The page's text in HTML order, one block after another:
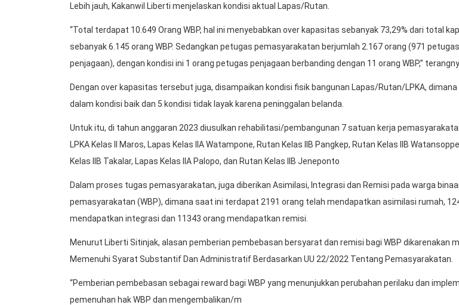
Lebih jauh, Kakanwil Liberti menjelaskan kondisi aktual Lapas/Rutan.
“Total terdapat 10.649 Orang WBP, hal ini menyebabkan over kapasitas sebanyak 73,29% dari total
sebanyak 6.145 orang WBP. Sedangkan petugas pemasyarakatan berjumlah 2.167 orang (971 petugas
penjagaan), dengan kondisi ini 1 orang petugas penjagaan berbanding dengan 11 orang WBP,”
Dengan over kapasitas tersebut juga, disampaikan kondisi fisik bangunan Lapas/Rutan/LPKA,
dalam kondisi baik dan 5 kondisi tidak layak karena peninggalan belanda.
Untuk itu, di tahun anggaran 2023 diusulkan rehabilitasi/pembangunan 7 satuan kerja
LPKA Kelas II Maros, Lapas Kelas IIA Watampone, Rutan Kelas IIB Pangkep, Rutan Kelas IIB
Kelas IIB Takalar, Lapas Kelas IIA Palopo, dan Rutan Kelas IIB Jeneponto
Dalam proses tugas pemasyarakatan, juga diberikan Asimilasi, Integrasi dan Remisi pada warga
pemasyarakatan (WBP), dimana saat ini terdapat 2191 orang telah mendapatkan asimilasi rumah,
mendapatkan integrasi dan 11343 orang mendapatkan remisi.
Menurut Liberti Sitinjak, alasan pemberian pembebasan bersyarat dan remisi bagi WBP dikarenakan
Memenuhi Syarat Substantif Dan Administratif Berdasarkan UU 22/2022 Tentang Pemasyarakatan.
“Pemberian pembebasan sebagai reward bagi WBP yang menunjukkan perubahan perilaku dan
pemenuhan hak WBP dan mengembalikan/m